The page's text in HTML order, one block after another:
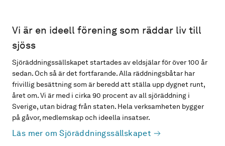
Vi är en ideell förening som räddar liv till
sjöss
Sjöräddningssällskapet startades av eldsjälar för över 100 år
sedan. Och så är det fortfarande. Alla räddningsbåtar har
frivillig besättning som är beredd att ställa upp dygnet runt,
året om. Vi är med i cirka 90 procent av all sjöräddning i
Sverige, utan bidrag från staten. Hela verksamheten bygger
på gåvor, medlemskap och ideella insatser.
Läs mer om Sjöräddningssällskapet